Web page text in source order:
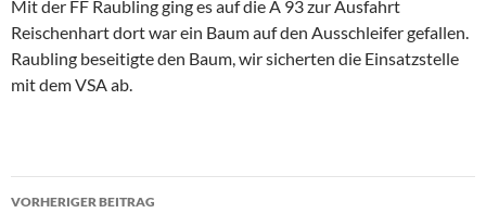
Mit der FF Raubling ging es auf die A 93 zur Ausfahrt
Reischenhart dort war ein Baum auf den Ausschleifer gefallen.
Raubling beseitigte den Baum, wir sicherten die Einsatzstelle
mit dem VSA ab.
Beitragsnavigation
VORHERIGER BEITRAG